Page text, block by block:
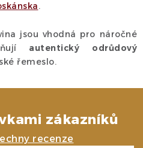
.
jsou vhodná pro náročné
autentický odrůdový
řemeslo.
zákazníků
recenze